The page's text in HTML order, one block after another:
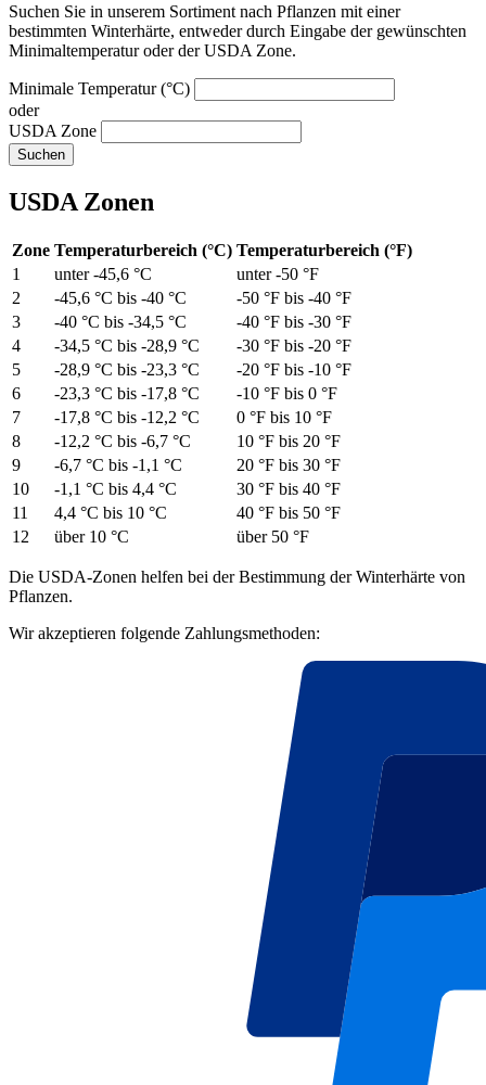
Suchen Sie in unserem Sortiment nach Pflanzen mit einer
bestimmten Winterhärte, entweder durch Eingabe der gewünschten
Minimaltemperatur oder der USDA Zone.
Minimale Temperatur (°C)
oder
USDA Zone
Suchen
USDA Zonen
Zone Temperaturbereich (°C) Temperaturbereich (°F)
1
unter -45,6 °C
unter -50 °F
2
-45,6 °C bis -40 °C
-50 °F bis -40 °F
3
-40 °C bis -34,5 °C
-40 °F bis -30 °F
4
-34,5 °C bis -28,9 °C
-30 °F bis -20 °F
5
-28,9 °C bis -23,3 °C
-20 °F bis -10 °F
6
-23,3 °C bis -17,8 °C
-10 °F bis 0 °F
7
-17,8 °C bis -12,2 °C
0 °F bis 10 °F
8
-12,2 °C bis -6,7 °C
10 °F bis 20 °F
9
-6,7 °C bis -1,1 °C
20 °F bis 30 °F
10
-1,1 °C bis 4,4 °C
30 °F bis 40 °F
11
4,4 °C bis 10 °C
40 °F bis 50 °F
12
über 10 °C über 50 °F
Die USDA-Zonen helfen bei der Bestimmung der Winterhärte von
Pflanzen.
Wir akzeptieren folgende Zahlungsmethoden: